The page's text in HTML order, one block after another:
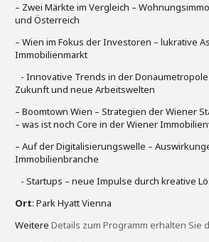
– Zwei Märkte im Vergleich –
und Österreich
– Wien im Fokus der Investoren – lukrative
Immobilienmarkt
- Innovative Trends in der
Zukunft und neue Arbeitswelten
– Boomtown Wien – Strategien der Wiener
– was ist noch Core in der Wiener
– Auf der Digitalisierungswelle –
Immobilienbranche
- Startups – neue Impulse durch kreative
Ort: Park Hyatt Vienna
Weitere Details zum Programm erhalten Sie